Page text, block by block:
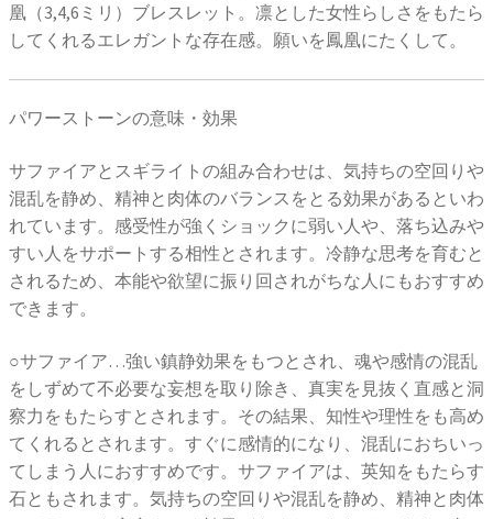
凰（3,4,6ミリ）ブレスレット。凛とした女性らしさをもたら
してくれるエレガントな存在感。願いを鳳凰にたくして。
パワーストーンの意味・効果
サファイアとスギライトの組み合わせは、気持ちの空回りや
混乱を静め、精神と肉体のバランスをとる効果があるといわ
れています。感受性が強くショックに弱い人や、落ち込みや
すい人をサポートする相性とされます。冷静な思考を育むと
されるため、本能や欲望に振り回されがちな人にもおすすめ
できます。
○サファイア…強い鎮静効果をもつとされ、魂や感情の混乱
をしずめて不必要な妄想を取り除き、真実を見抜く直感と洞
察力をもたらすとされます。その結果、知性や理性をも高め
てくれるとされます。すぐに感情的になり、混乱におちいっ
てしまう人におすすめです。サファイアは、英知をもたらす
石ともされます。気持ちの空回りや混乱を静め、精神と肉体